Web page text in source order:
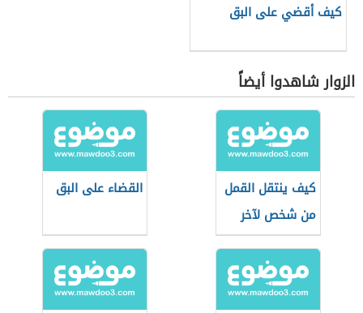
كيف أقضي على البق
الزوار شاهدوا أيضاً
كيف ينتقل القمل
من شخص لآخر
القضاء على البق